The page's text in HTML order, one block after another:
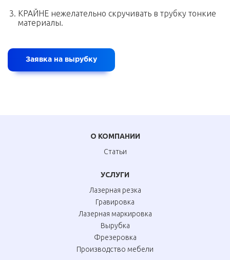
КРАЙНЕ нежелательно скручивать в трубку тонкие
материалы.
Заявка на вырубку
О КОМПАНИИ
Статьи
УСЛУГИ
Лазерная резка
Гравировка
Лазерная маркировка
Вырубка
Фрезеровка
Производство мебели